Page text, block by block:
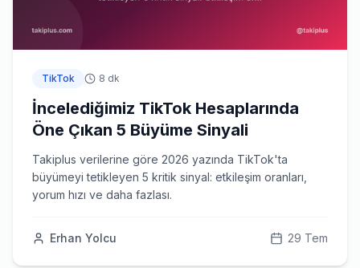
TikTok 8 dk
İncelediğimiz TikTok Hesaplarında
Öne Çıkan 5 Büyüme Sinyali
Takiplus verilerine göre 2026 yazında TikTok'ta
büyümeyi tetikleyen 5 kritik sinyal: etkileşim oranları,
yorum hızı ve daha fazlası.
Erhan Yolcu 29 Tem